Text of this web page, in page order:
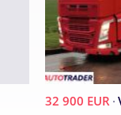
32 900 EUR·